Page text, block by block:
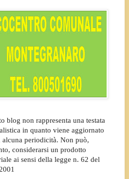
blog non rappresenta una testata
in quanto viene aggiornato
alcuna periodicità. Non può,
considerarsi un prodotto
ai sensi della legge n. 62 del